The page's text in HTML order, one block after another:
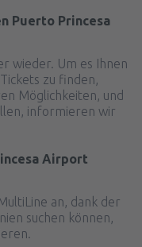
Puerto Princesa
wieder. Um es Ihnen
zu finden,
Möglichkeiten, und
informieren wir
Airport
an, dank der
suchen können,